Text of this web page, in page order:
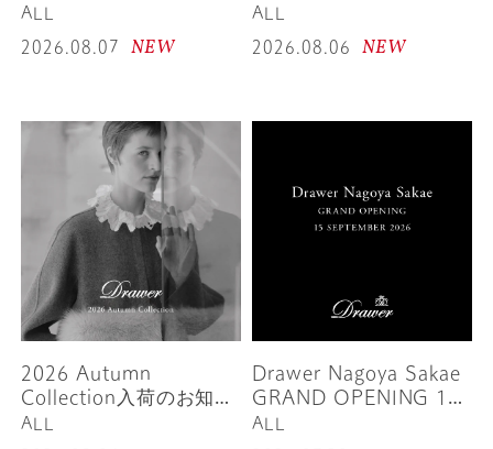
SEPTEMBER 2026
ALL
2026.08.07 NEW
ALL
2026.08.06 NEW
2026 Autumn
Collection入荷のお知ら
せ
ALL
Drawer Nagoya Sakae
GRAND OPENING 15
SEPTEMBER 2026
ALL